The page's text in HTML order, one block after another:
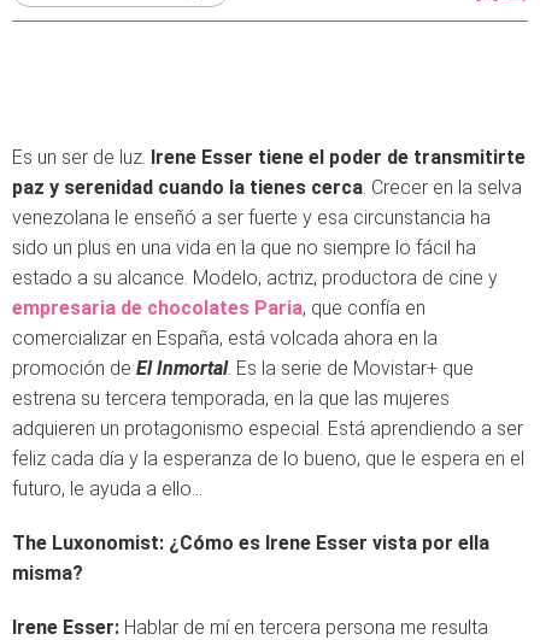
Es un ser de luz. Irene Esser tiene el poder de transmitirte
paz y serenidad cuando la tienes cerca. Crecer en la selva
venezolana le enseñó a ser fuerte y esa circunstancia ha
sido un plus en una vida en la que no siempre lo fácil ha
estado a su alcance. Modelo, actriz, productora de cine y
empresaria de chocolates Paria, que confía en
comercializar en España, está volcada ahora en la
promoción de El Inmortal. Es la serie de Movistar+ que
estrena su tercera temporada, en la que las mujeres
adquieren un protagonismo especial. Está aprendiendo a ser
feliz cada día y la esperanza de lo bueno, que le espera en el
futuro, le ayuda a ello…
The Luxonomist: ¿Cómo es Irene Esser vista por ella
misma?
Irene Esser: Hablar de mí en tercera persona me resulta